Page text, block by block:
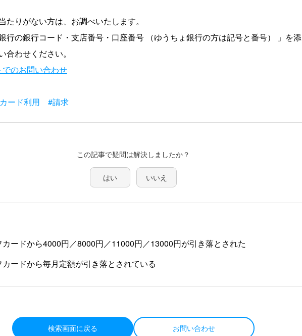
たりがない方は、お調べいたします。
行の銀行コード・支店番号・口座番号 （ゆうちょ銀行の方は記号と番号） 」を添
合わせください。
のお問い合わせ
ード利用 #請求
この記事で疑問は解決しましたか？
はい いいえ
カードから4000円／8000円／11000円／13000円が引き落とされた
カードから毎月定額が引き落とされている
検索画面に戻る お問い合わせ